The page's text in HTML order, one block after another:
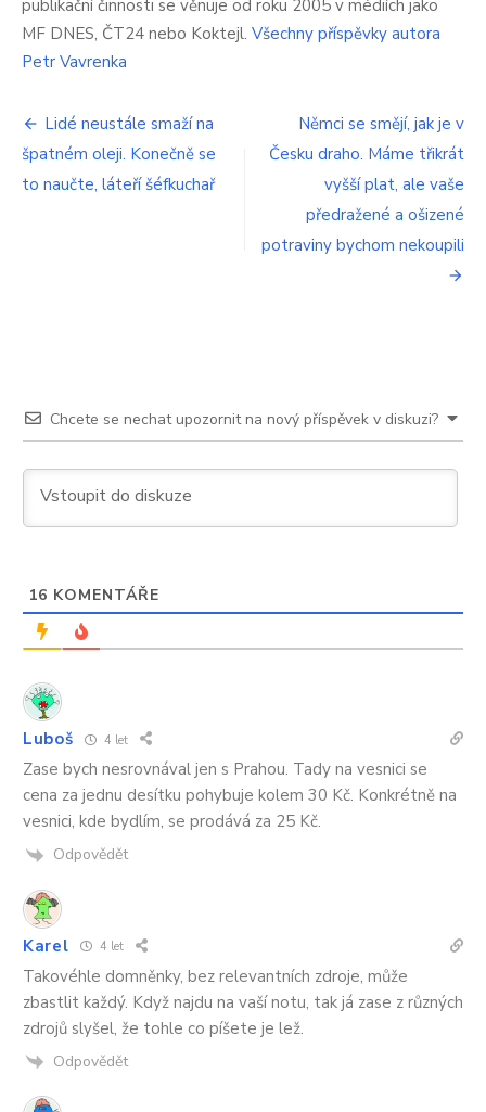
pivo.
si
ho
nedáme,
reagují
publikační činnosti se věnuje od roku 2005 v médiích jako
MF DNES, ČT24 nebo Koktejl. Všechny příspěvky autora
Petr Vavrenka
Navigace
pro
příspěvek
Lidé neustále smaží na
špatném oleji. Konečně se
to naučte, láteří šéfkuchař
Němci se smějí, jak je v
Česku draho. Máme třikrát
vyšší plat, ale vaše
předražené a ošizené
potraviny bychom nekoupili
Chcete se nechat upozornit na nový příspěvek v diskuzi?
16 KOMENTÁŘE
Luboš 4 let
Zase bych nesrovnával jen s Prahou. Tady na vesnici se
cena za jednu desítku pohybuje kolem 30 Kč. Konkrétně na
vesnici, kde bydlím, se prodává za 25 Kč.
Odpovědět
Karel 4 let
Takovéhle domněnky, bez relevantních zdroje, může
zbastlit každý. Když najdu na vaší notu, tak já zase z různých
zdrojů slyšel, že tohle co píšete je lež.
Odpovědět